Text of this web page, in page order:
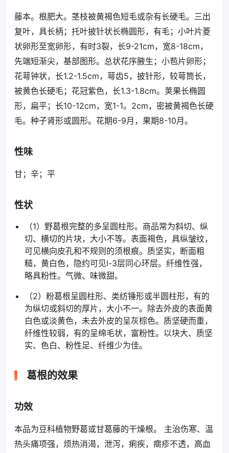
藤本。根肥大。茎枝被黄褐色短毛或杂有长硬毛。三出
复叶，具长柄；托叶披针状长椭圆形，有毛；小叶片菱
状卵形至宽卵形，有时3裂，长9-21cm，宽8-18cm，
先端短渐尖，基部图形。总状花序腋生；小苞片卵形；
花萼钟状，长1.2-1.5cm，萼齿5，披针形，较萼筒长，
被黄色长硬毛；花冠紫色，长1.3-1.8cm。荚果长椭圆
形，扁平；长10-12cm，宽1-1。2cm，密被黄褐色长硬
毛。种子肾形或圆形。花期6-9月，果期8-10月。
性味
甘；辛；平
性状
（1）野葛根完整的多呈圆柱形。商品常为斜切、纵
切、横切的片块，大小不等。表面褐色，具纵皱纹，
可见横向皮孔和不规则的须根痕。质坚实，断面粗
糙，黄白色，隐约可见l-3层同心环层。纤维性强，
略具粉性。气微、味微甜。
（2）粉葛根呈圆柱形、类纺锤形或半圆柱形，有的
为纵切或斜切的厚片，大小不一。除去外皮的表面黄
白色或淡黄色，未去外皮的呈灰棕色。质坚硬而重，
纤维性较弱，有的呈绵毛状，富粉性。以块大、质坚
实、色白、粉性足、纤维少为佳。
葛根的效果
功效
本品为豆科植物野葛或甘葛藤的干燥根。 主治伤寒、温
热头痛项强，烦热消渴，泄泻，痢疾，癍疹不透，高血